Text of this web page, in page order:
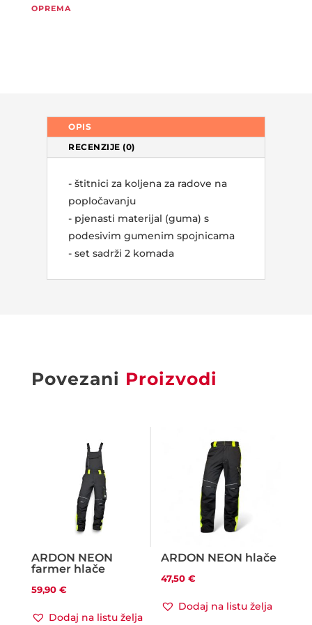
OPREMA
OPIS
RECENZIJE (0)
- štitnici za koljena za radove na
popločavanju
- pjenasti materijal (guma) s
podesivim gumenim spojnicama
- set sadrži 2 komada
Povezani Proizvodi
ARDON NEON
farmer hlače
59,90 €
Dodaj na listu želja
ARDON NEON hlače
47,50€
Dodaj na listu želja